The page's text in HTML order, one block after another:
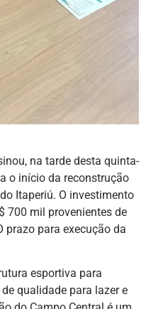
na tarde desta quinta-
o início da reconstrução
Itaperiú. O investimento
700 mil provenientes de
prazo para execução da
esportiva para
qualidade para lazer e